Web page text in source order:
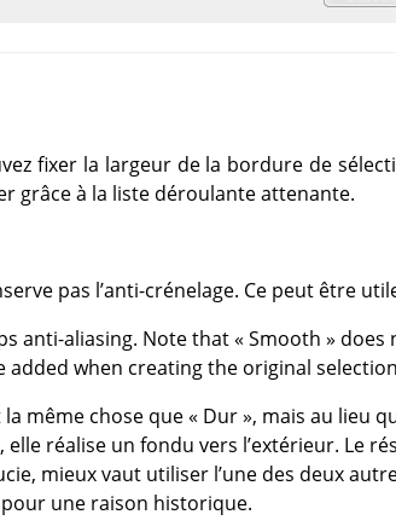
fixer la largeur de la bordure de
grâce à la liste déroulante attenante.
pas l’anti-crénelage. Ce peut être
anti-aliasing. Note that« Smooth » does
added when creating the original
même chose que« Dur», mais au lieu
réalise un fondu vers l’extérieur. Le
mieux vaut utiliser l’une des deux
pour une raison historique.